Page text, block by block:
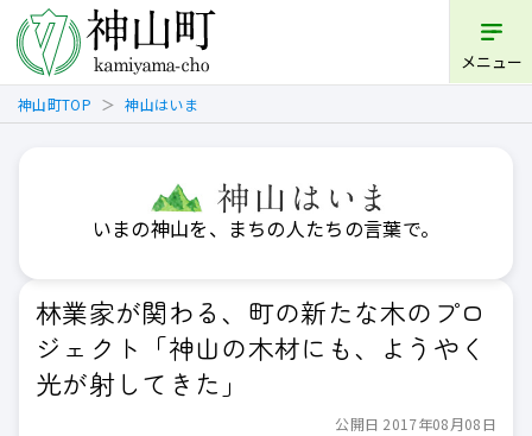
メニュー
神山町TOP 神山はいま
いまの神山を、まちの人たちの言葉で。
林業家が関わる、町の新たな木のプロ
ジェクト「神山の木材にも、ようやく
光が射してきた」
公開日 2017年08月08日